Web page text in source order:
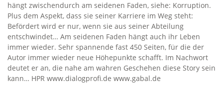
hängt zwischendurch am seidenen Faden, siehe: Korruption.
Plus dem Aspekt, dass sie seiner Karriere im Weg steht:
Befördert wird er nur, wenn sie aus seiner Abteilung
entschwindet… Am seidenen Faden hängt auch ihr Leben
immer wieder. Sehr spannende fast 450 Seiten, für die der
Autor immer wieder neue Höhepunkte schafft. Im Nachwort
deutet er an, die nahe am wahren Geschehen diese Story sein
kann… HPR www.dialogprofi.de www.gabal.de